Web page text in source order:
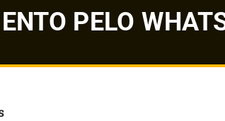
PELO